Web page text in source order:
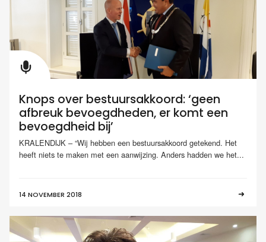
Knops over bestuursakkoord: ‘geen
afbreuk bevoegdheden, er komt een
bevoegdheid bij’
KRALENDIJK – “Wij hebben een bestuursakkoord getekend. Het
heeft niets te maken met een aanwijzing. Anders hadden we het...
14 NOVEMBER 2018